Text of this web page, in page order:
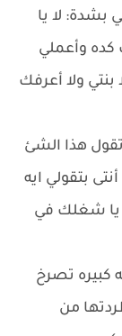
بشدة: لا يا
وأعملي
ولا أعرفك
هذا الشئ
بتقولي ايه
يا شغلك في
كبيره تصرخ
من